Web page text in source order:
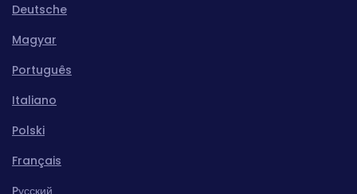
Deutsche
Magyar
Português
Italiano
Polski
Français
Pусский